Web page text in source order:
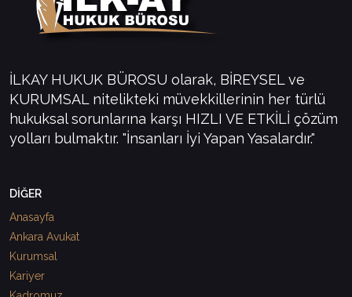
İLKAY HUKUK BÜROSU olarak, BİREYSEL ve
KURUMSAL nitelikteki müvekkillerinin her türlü
hukuksal sorunlarına karşı HIZLI VE ETKİLİ çözüm
yolları bulmaktır. "İnsanları İyi Yapan Yasalardır."
DİĞER
Anasayfa
Ankara Avukat
Kurumsal
Kariyer